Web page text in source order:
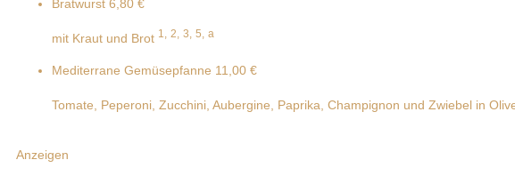
Bratwurst 6,80 €
mit Kraut und Brot 1, 2, 3, 5, a
Mediterrane Gemüsepfanne 11,00 €
Tomate, Peperoni, Zucchini, Aubergine, Paprika, Champignon und Zwiebel in
Anzeigen